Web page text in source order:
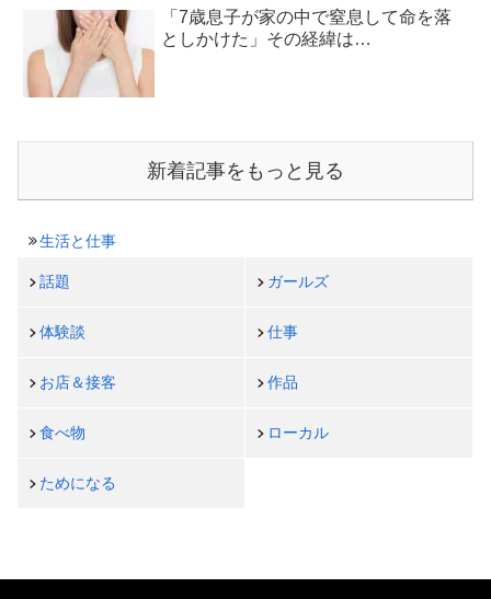
「7歳息子が家の中で窒息して命を落
としかけた」その経緯は…
新着記事をもっと見る
生活と仕事
話題 ガールズ
体験談 仕事
お店＆接客 作品
食べ物 ローカル
ためになる